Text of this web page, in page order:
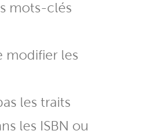
mots-clés
modifier les
les traits
les ISBN ou